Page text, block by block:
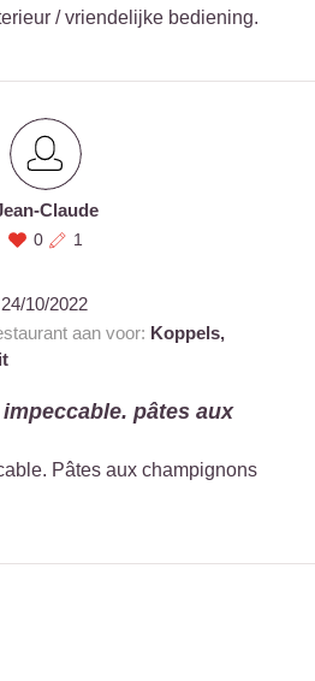
/ vriendelijke bediening.
Claude
0 1
24/10/2022
aan voor: Koppels,
pâtes aux
Pâtes aux champignons